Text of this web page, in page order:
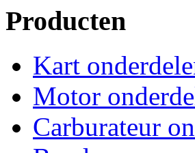
Producten
Kart
Motor
Carburateur